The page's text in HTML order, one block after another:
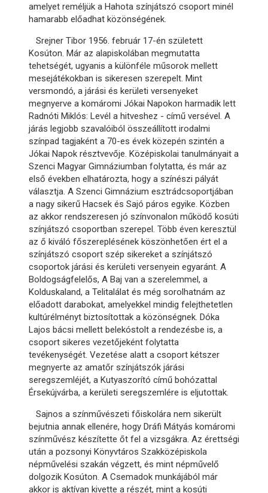
amelyet reméljük a Hahota színjátszó csoport minél
hamarabb előadhat közönségének.
Srejner Tibor 1956. február 17-én született
Kosúton. Már az alapiskolában megmutatta
tehetségét, ugyanis a különféle műsorok mellett
mesejátékokban is sikeresen szerepelt. Mint
versmondó, a járási és kerületi versenyeket
megnyerve a komáromi Jókai Napokon harmadik lett
Radnóti Miklós: Levél a hitveshez - című versével. A
járás legjobb szavalóiból összeállított irodalmi
színpad tagjaként a 70-es évek közepén szintén a
Jókai Napok résztvevője. Középiskolai tanulmányait a
Szenci Magyar Gimnáziumban folytatta, és már az
első években elhatározta, hogy a színészi pályát
választja. A Szenci Gimnázium esztrádcsoportjában
a nagy sikerű Hacsek és Sajó páros egyike. Közben
az akkor rendszeresen jó színvonalon működő kosúti
színjátszó csoportban szerepel. Több éven keresztül
az ő kiváló főszereplésének köszönhetően ért el a
színjátszó csoport szép sikereket a színjátszó
csoportok járási és kerületi versenyein egyaránt. A
Boldogságfelelős, A Baj van a szerelemmel, a
Kolduskaland, a Telitalálat és még sorolhatnám az
előadott darabokat, amelyekkel mindig felejthetetlen
kultúrélményt biztosítottak a közönségnek. Dóka
Lajos bácsi mellett belekóstolt a rendezésbe is, a
csoport sikeres vezetőjeként folytatta
tevékenységét. Vezetése alatt a csoport kétszer
megnyerte az amatőr színjátszók járási
seregszemléjét, a Kutyaszorító című bohózattal
Érsekújvárba, a kerületi seregszemlére is eljutottak.
Sajnos a színművészeti főiskolára nem sikerült
bejutnia annak ellenére, hogy Dráfi Mátyás komáromi
színművész készítette őt fel a vizsgákra. Az érettségi
után a pozsonyi Könyvtáros Szakközépiskola
népművelési szakán végzett, és mint népművelő
dolgozik Kosúton. A Csemadok munkájából már
akkor is aktívan kivette a részét, mint a kosúti